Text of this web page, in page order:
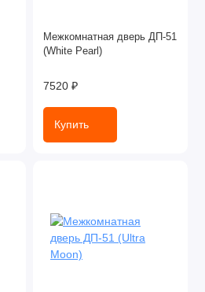
Межкомнатная дверь ДП-51
(White Pearl)
7520 ₽
Купить